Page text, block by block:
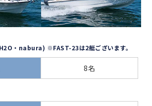
・nabura) ※FAST-23は2艇ございます。
8名